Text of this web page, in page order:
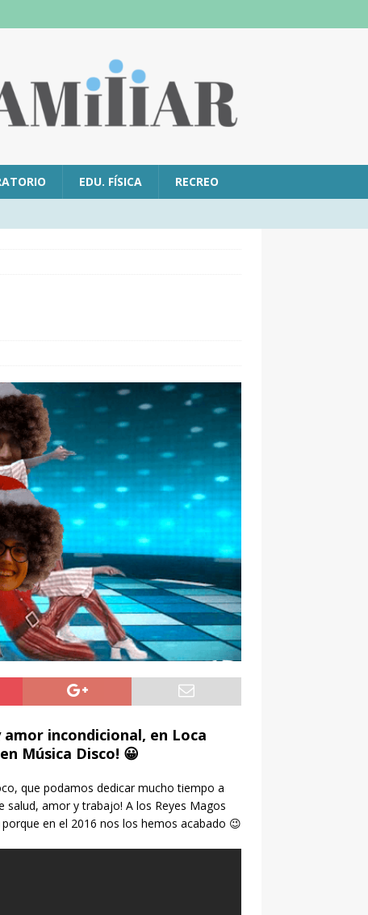
EDU. FÍSICA RECREO
incondicional, en Loca
Música Disco! 😀
que podamos dedicar mucho tiempo a
salud, amor y trabajo! A los Reyes Magos
en el 2016 nos los hemos acabado 😉